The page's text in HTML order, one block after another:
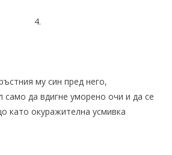
4.
му син пред него,
само да вдигне уморено очи и да се
като окуражителна усмивка